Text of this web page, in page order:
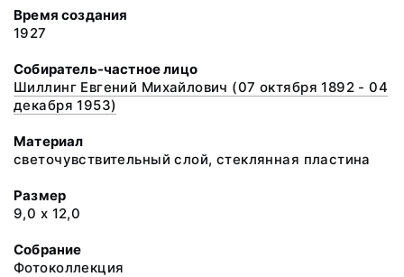
Время создания
1927
Собиратель-частное лицо
Шиллинг Евгений Михайлович (07 октября 1892 - 04
декабря 1953)
Материал
светочувствительный слой, стеклянная пластина
Размер
9,0 х 12,0
Собрание
Фотоколлекция